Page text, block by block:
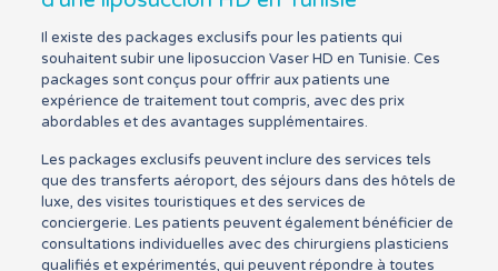
Il existe des packages exclusifs pour les patients qui
souhaitent subir une liposuccion Vaser HD en Tunisie. Ces
packages sont conçus pour offrir aux patients une
expérience de traitement tout compris, avec des prix
abordables et des avantages supplémentaires.
Les packages exclusifs peuvent inclure des services tels
que des transferts aéroport, des séjours dans des hôtels de
luxe, des visites touristiques et des services de
conciergerie. Les patients peuvent également bénéficier de
consultations individuelles avec des chirurgiens plasticiens
qualifiés et expérimentés, qui peuvent répondre à toutes